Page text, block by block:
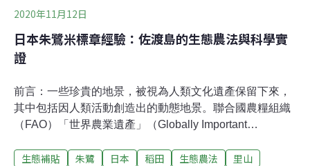
2020年11月12日
日本朱鷺米標章經驗：佐渡島的生態農法與科學實
證
前言：一些珍貴的地景，被視為人類文化遺產保留下來，
其中包括因人類活動創造出的動態地景。聯合國農糧組織
（FAO）「世界農業遺產」（Globally Important
保護和介紹一些面臨危機的傳統農業系統，不只是注重生
生態補貼 朱鷺 日本 稻田 生態農法
里山